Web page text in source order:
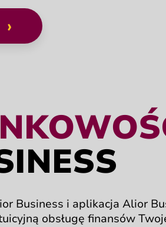
›
Business i aplikacja Alior
obsługę finansów